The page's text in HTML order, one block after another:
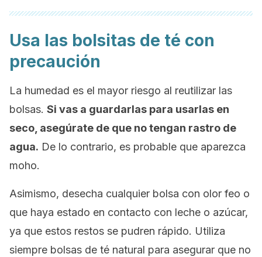
Usa las bolsitas de té con
precaución
La humedad es el mayor riesgo al reutilizar las
bolsas. Si vas a guardarlas para usarlas en
seco, asegúrate de que no tengan rastro de
agua. De lo contrario, es probable que aparezca
moho.
Asimismo, desecha cualquier bolsa con olor feo o
que haya estado en contacto con leche o azúcar,
ya que estos restos se pudren rápido. Utiliza
siempre bolsas de té natural para asegurar que no